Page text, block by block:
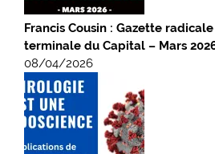
Francis Cousin : Gazette
terminale du Capital – Mars
08/04/2026